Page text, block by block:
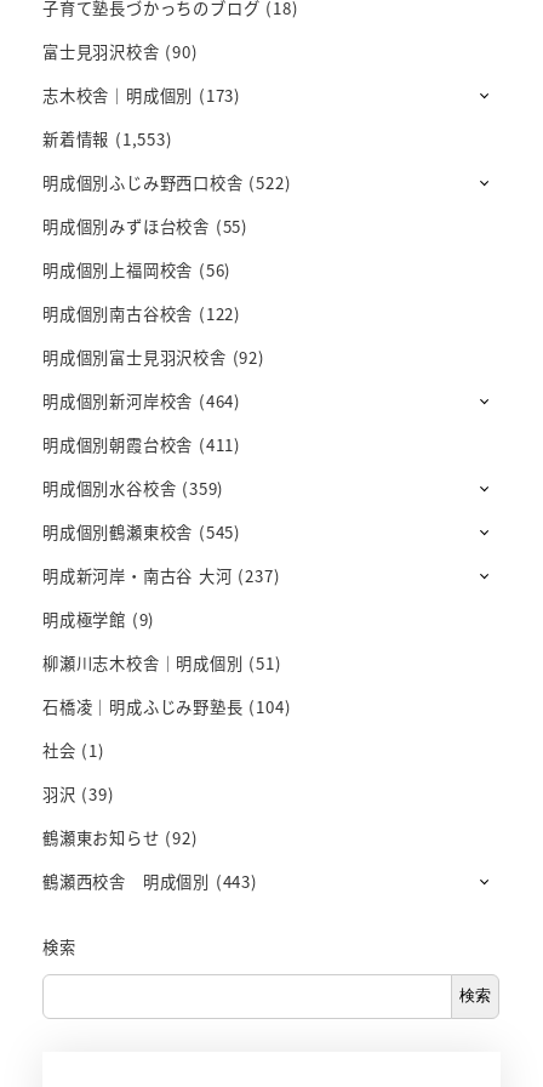
子育て塾長づかっちのブログ (18)
富士見羽沢校舎 (90)
志木校舎｜明成個別 (173)
新着情報 (1,553)
明成個別ふじみ野西口校舎 (522)
明成個別みずほ台校舎 (55)
明成個別上福岡校舎 (56)
明成個別南古谷校舎 (122)
明成個別富士見羽沢校舎 (92)
明成個別新河岸校舎 (464)
明成個別朝霞台校舎 (411)
明成個別水谷校舎 (359)
明成個別鶴瀬東校舎 (545)
明成新河岸・南古谷 大河 (237)
明成極学館 (9)
柳瀬川志木校舎｜明成個別 (51)
石橋凌｜明成ふじみ野塾長 (104)
社会 (1)
羽沢 (39)
鶴瀬東お知らせ (92)
鶴瀬西校舎 明成個別 (443)
検索
検索